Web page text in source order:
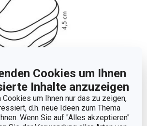
Cookies um Ihnen
Inhalte anzuzeigen
Cookies um Ihnen nur das zu zeigen,
d.h. neue Ideen zum Thema
Wenn Sie auf "Alles akzeptieren"